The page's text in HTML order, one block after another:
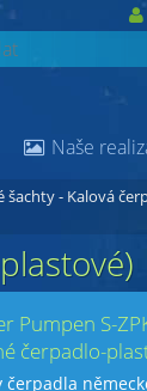
šachty - Kalová
Pumpen S-
čerpadlo-
čerpadla
Naše